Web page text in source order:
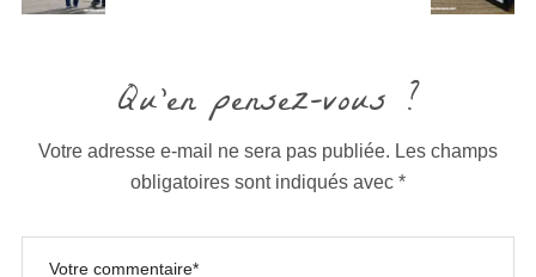
Qu'en pensez-vous ?
Votre adresse e-mail ne sera pas publiée. Les champs
obligatoires sont indiqués avec *